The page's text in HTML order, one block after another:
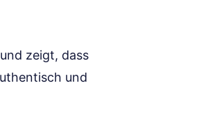
zeigt, dass
und